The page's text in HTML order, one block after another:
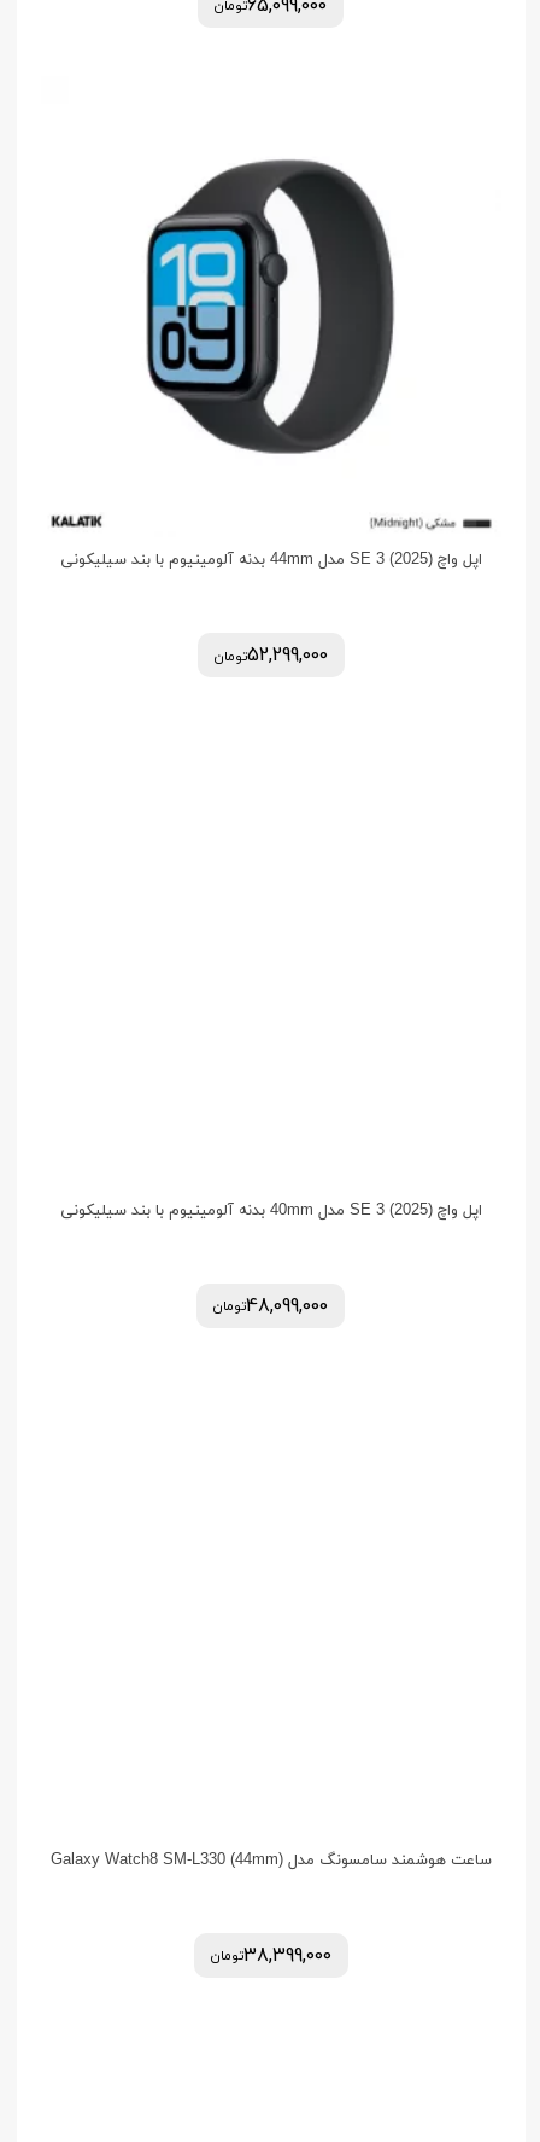
65,099,000تومان
اپل واچ (2025) SE 3 مدل 44mm بدنه آلومینیوم با بند سیلیکونی
52,299,000تومان
اپل واچ (2025) SE 3 مدل 40mm بدنه آلومینیوم با بند سیلیکونی
48,099,000تومان
ساعت هوشمند سامسونگ مدل (Galaxy Watch8 SM-L330 (44mm
38,399,000تومان